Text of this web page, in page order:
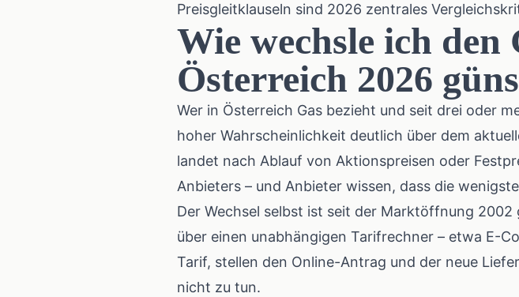
Preisgleitklauseln sind 2026 zentrales
Wie wechsle ich den
Österreich 2026
Wer in Österreich Gas bezieht und seit drei oder
hoher Wahrscheinlichkeit deutlich über dem
landet nach Ablauf von Aktionspreisen oder
Anbieters – und Anbieter wissen, dass die
Der Wechsel selbst ist seit der Marktöffnung
über einen unabhängigen Tarifrechner – etwa E-
Tarif, stellen den Online-Antrag und der neue
nicht zu tun.